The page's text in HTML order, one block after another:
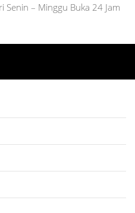
Senin – Minggu Buka 24 Jam